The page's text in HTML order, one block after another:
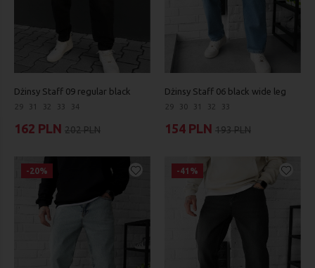
Dżinsy Staff 09 regular black
29 31 32 33 34
162 PLN 202 PLN
Dżinsy Staff 06 black wide leg
29 30 31 32 33
154 PLN 193 PLN
-20% -41%